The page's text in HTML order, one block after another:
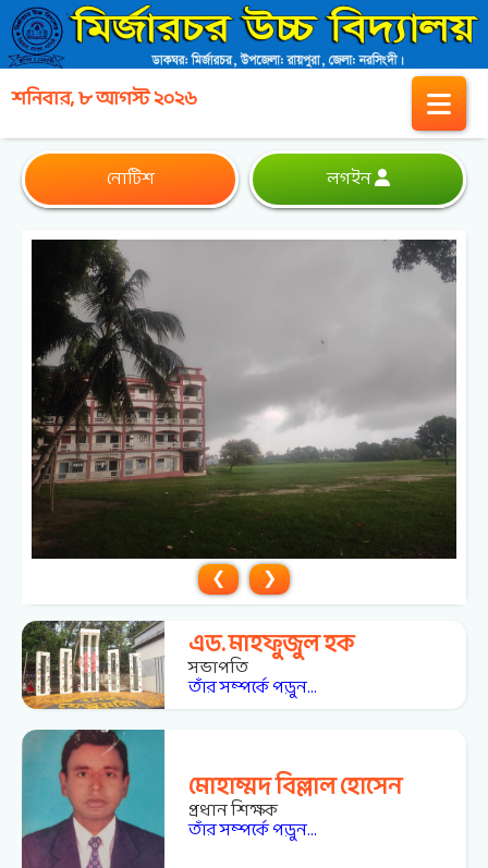
শনিবার, ৮ আগস্ট ২০২৬
নোটিশ লগইন
❮ ❯
এড. মাহফুজুল হক
সভাপতি
তাঁর সম্পর্কে পড়ুন...
মোহাম্মদ বিল্লাল হোসেন
প্রধান শিক্ষক
তাঁর সম্পর্কে পড়ুন...